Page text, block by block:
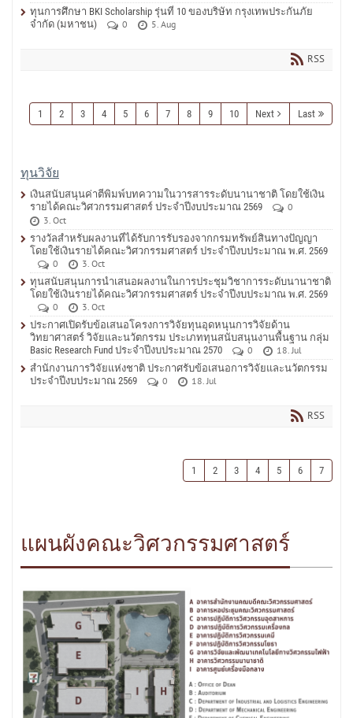
ทุนการศึกษา BKI Scholarship รุ่นที่ 10 ของบริษัท กรุงเทพประกันภัย
จำกัด (มหาชน)
0 5. Aug
RSS
1 2 3 4 5 6 7 8 9 10 Next Last
ทุนวิจัย
เงินสนับสนุนค่าตีพิมพ์บทความในวารสารระดับนานาชาติ โดยใช้เงิน
รายได้คณะวิศวกรรมศาสตร์ ประจำปีงบประมาณ 2569
0
3. Oct
รางวัลสำหรับผลงานที่ได้รับการรับรองจากกรมทรัพย์สินทางปัญญา
โดยใช้เงินรายได้คณะวิศวกรรมศาสตร์ ประจำปีงบประมาณ พ.ศ. 2569
0
3. Oct
ทุนสนับสนุนการนำเสนอผลงานในการประชุมวิชาการระดับนานาชาติ
โดยใช้เงินรายได้คณะวิศวกรรมศาสตร์ ประจำปีงบประมาณ พ.ศ. 2569
0
3. Oct
ประกาศเปิดรับข้อเสนอโครงการวิจัยทุนอุดหนุนการวิจัยด้าน
วิทยาศาสตร์ วิจัยและนวัตกรรม ประเภททุนสนับสนุนงานพื้นฐาน กลุ่ม
Basic Research Fund ประจำปีงบประมาณ 2570
0
18. Jul
สำนักงานการวิจัยแห่งชาติ ประกาศรับข้อเสนอการวิจัยและนวัตกรรม
ประจำปีงบประมาณ 2569
0 18. Jul
RSS
1 2 3 4 5 6 7
แผนผังคณะวิศวกรรมศาสตร์